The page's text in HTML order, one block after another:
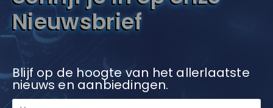
Nieuwsbrief
Blijf op de hoogte van het allerlaatste
nieuws en aanbiedingen.